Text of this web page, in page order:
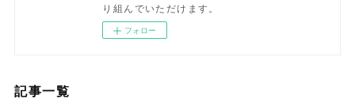
り組んでいただけます。
フォロー
記事一覧